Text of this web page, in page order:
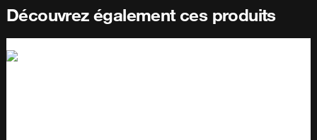
Découvrez également ces produits